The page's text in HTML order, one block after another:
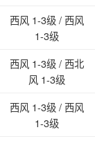
西风 1-3级 / 西风
1-3级
西风 1-3级 / 西北
风 1-3级
西风 1-3级 / 西风
1-3级